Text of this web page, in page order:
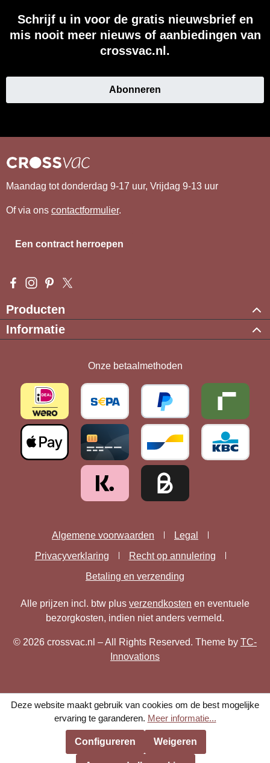
Schrijf u in voor de gratis nieuwsbrief en
mis nooit meer nieuws of aanbiedingen van
crossvac.nl.
Abonneren
Maandag tot donderdag 9-17 uur, Vrijdag 9-13 uur
Of via ons contactformulier.
Een contract herroepen
Visit us on Facebook – opens in a new browser tab (external
Check us out on Instagram – opens in a new browser tab
Get inspired on Pinterest – opens in a new browser
Follow us on X – opens in a new browser tab
Producten
Informatie
Onze betaalmethoden
Algemene voorwaarden
Legal
Privacyverklaring
Recht op annulering
Betaling en verzending
Alle prijzen incl. btw plus verzendkosten en eventuele
bezorgkosten, indien niet anders vermeld.
© 2026 crossvac.nl – All Rights Reserved. Theme by TC-
Innovations
Deze website maakt gebruik van cookies om de best mogelijke
ervaring te garanderen. Meer informatie...
Weigeren
Configureren